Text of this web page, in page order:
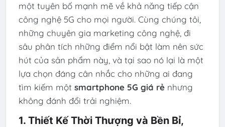
một tuyên bố mạnh mẽ về khả năng tiếp cận
công nghệ 5G cho mọi người. Cùng chúng tôi,
những chuyên gia marketing công nghệ, đi
sâu phân tích những điểm nổi bật làm nên sức
hút của sản phẩm này, và tại sao nó lại là một
lựa chọn đáng cân nhắc cho những ai đang
tìm kiếm một smartphone 5G giá rẻnhưng
không đánh đổi trải nghiệm.
1. Thiết Kế Thời Thượng và Bền Bỉ,